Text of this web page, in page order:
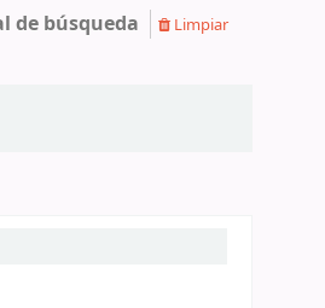
de búsqueda Limpiar